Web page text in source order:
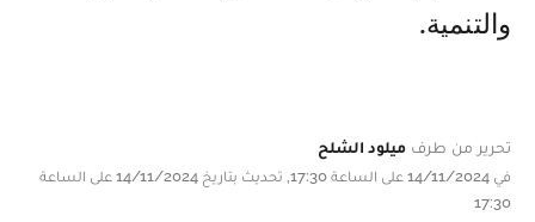
والتنمية.
تحرير من طرف ميلود الشلح
في 14/11/2024 على الساعة 17:30, تحديث بتاريخ 14/11/2024 على الساعة
17:30